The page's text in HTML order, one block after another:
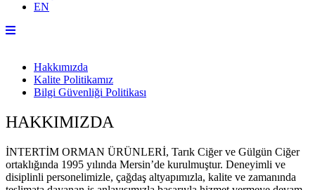
EN
Hakkımızda
Kalite Politikamız
Bilgi Güvenliği Politikası
HAKKIMIZDA
İNTERTİM ORMAN ÜRÜNLERİ, Tarık Ciğer ve Gülgün Ciğer
ortaklığında 1995 yılında Mersin’de kurulmuştur. Deneyimli ve
disiplinli personelimizle, çağdaş altyapımızla, kalite ve zamanında